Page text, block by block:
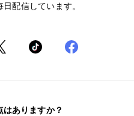
配信しています。
ありますか？